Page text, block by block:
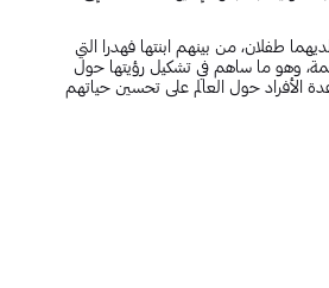
طفلان، من بينهم ابنتها فهدرا التي
وهو ما ساهم في تشكيل رؤيتها حول
الأفراد حول العالم على تحسين حياتهم